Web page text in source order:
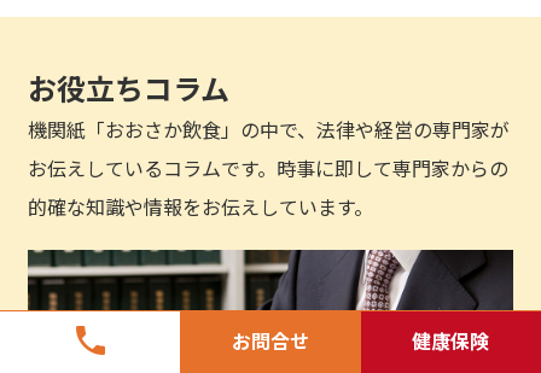
phone お問合せ 健康保険
お役立ちコラム
機関紙「おおさか飲食」の中で、法律や経営の専門家が
お伝えしているコラムです。時事に即して専門家からの
的確な知識や情報をお伝えしています。